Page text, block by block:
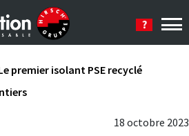
premier isolant PSE recyclé
18 octobre 2023